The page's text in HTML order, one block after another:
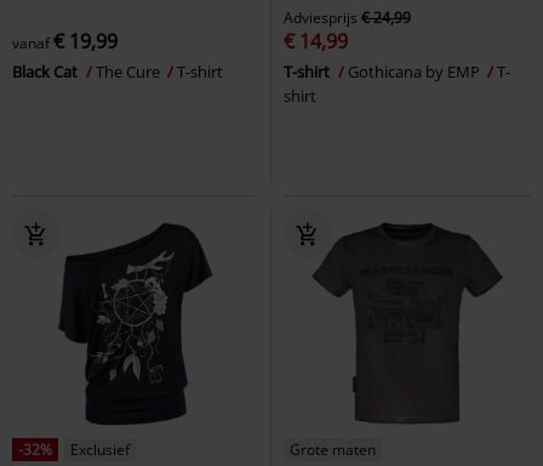
vanaf€ 19,99
Black Cat The Cure T-shirt
Adviesprijs € 24,99
€ 14,99
T-shirt Gothicana by EMP
T-
shirt
-32%
Exclusief
Grote maten